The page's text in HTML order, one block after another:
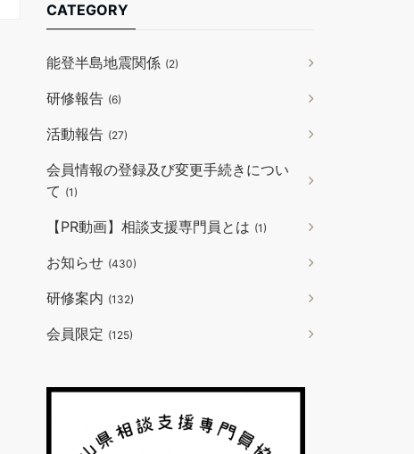
CATEGORY
能登半島地震関係 (2)
研修報告 (6)
活動報告 (27)
会員情報の登録及び変更手続きについ
て (1)
【PR動画】相談支援専門員とは (1)
お知らせ (430)
研修案内 (132)
会員限定 (125)